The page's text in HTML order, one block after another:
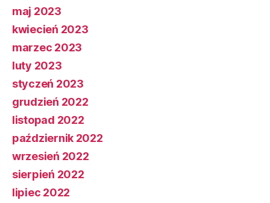
maj 2023
kwiecień 2023
marzec 2023
luty 2023
styczeń 2023
grudzień 2022
listopad 2022
październik 2022
wrzesień 2022
sierpień 2022
lipiec 2022